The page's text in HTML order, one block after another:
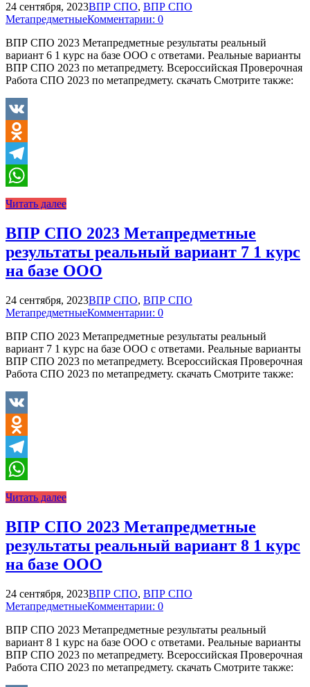
24 сентября, 2023ВПР СПО, ВПР СПО
МетапредметныеКомментарии: 0
ВПР СПО 2023 Метапредметные результаты реальный
вариант 6 1 курс на базе ООО с ответами. Реальные варианты
ВПР СПО 2023 по метапредмету. Всероссийская Проверочная
Работа СПО 2023 по метапредмету. скачать Смотрите также:
VK
Odnoklassniki
Telegram
WhatsApp
Читать далее
ВПР СПО 2023 Метапредметные
результаты реальный вариант 7 1 курс
на базе ООО
24 сентября, 2023ВПР СПО, ВПР СПО
МетапредметныеКомментарии: 0
ВПР СПО 2023 Метапредметные результаты реальный
вариант 7 1 курс на базе ООО с ответами. Реальные варианты
ВПР СПО 2023 по метапредмету. Всероссийская Проверочная
Работа СПО 2023 по метапредмету. скачать Смотрите также:
VK
Odnoklassniki
Telegram
WhatsApp
Читать далее
ВПР СПО 2023 Метапредметные
результаты реальный вариант 8 1 курс
на базе ООО
24 сентября, 2023ВПР СПО, ВПР СПО
МетапредметныеКомментарии: 0
ВПР СПО 2023 Метапредметные результаты реальный
вариант 8 1 курс на базе ООО с ответами. Реальные варианты
ВПР СПО 2023 по метапредмету. Всероссийская Проверочная
Работа СПО 2023 по метапредмету. скачать Смотрите также: